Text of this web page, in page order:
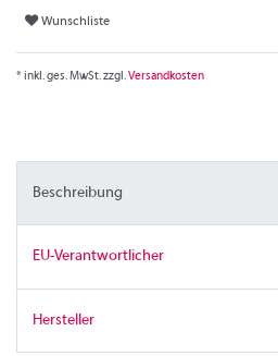
Wunschliste
* inkl. ges. MwSt. zzgl.Versandkosten
Beschreibung
EU-Verantwortlicher
Hersteller